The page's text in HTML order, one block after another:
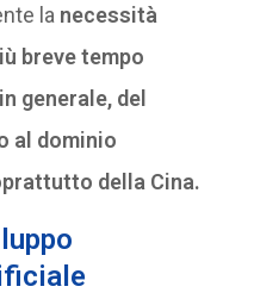
la necessità
breve tempo
generale, del
al dominio
della Cina.